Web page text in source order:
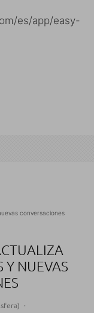
es/app/easy-
conversaciones
NUEVAS
·